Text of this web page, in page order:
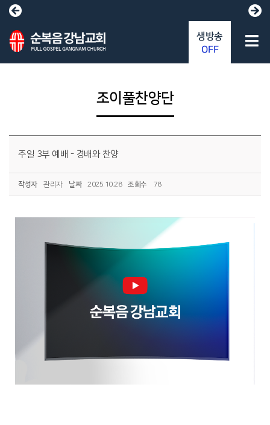
조이풀찬양단
주일 3부 예배 - 경배와 찬양
작성자 관리자 날짜 2025.10.28 조회수 78
생방송
OFF